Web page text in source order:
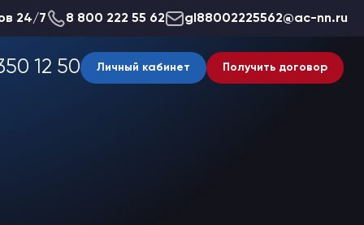
24/7 8 800 222 55 62 gl88002225562@ac-nn.ru
12 50 Личный кабинет Получить договор